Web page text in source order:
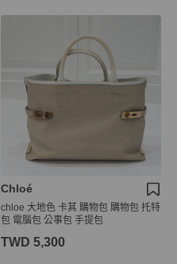
Chloé
chloe 大地色 卡其 購物包 購物包 托特
包 電腦包 公事包 手提包
TWD 5,300